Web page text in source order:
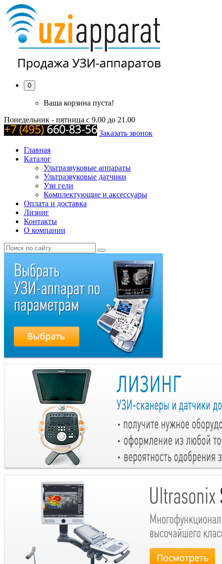
0
Ваша корзина пуста!
Понедельник - пятница с 9.00 до 21.00
Заказать звонок
Главная
Каталог
Ультразвуковые аппараты
Ультразвуковые датчики
Узи гели
Комплектующие и аксессуары
Оплата и доставка
Лизинг
Контакты
О компании